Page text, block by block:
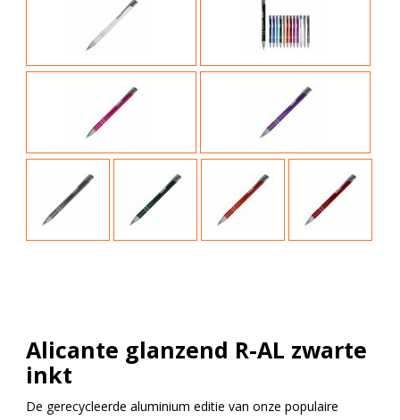
Alicante glanzend R-AL zwarte
inkt
De gerecycleerde aluminium editie van onze populaire